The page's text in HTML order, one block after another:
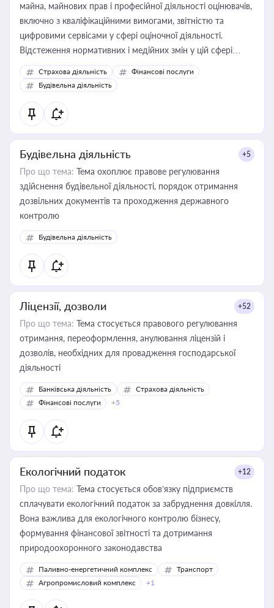
майна, майнових прав і професійної діяльності оцінювачів,
включно з кваліфікаційними вимогами, звітністю та
цифровими сервісами у сфері оціночної діяльності.
Відстеження нормативних і медійних змін у цій сфері
корисне для власника бізнесу, керівника, юриста або
бухгалтера під час оподаткування, приватизації, оренди
державного майна, корпоративних угод і перевірки
статусу суб'єктів оціночної діяльності
Страхова діяльність
Фінансові послуги
Будівельна діяльність
Будівельна діяльність +5
Про що тема: Тема охоплює правове регулювання
здійснення будівельної діяльності, порядок отримання
дозвільних документів та проходження державного
контролю
Будівельна діяльність
Ліцензії, дозволи +52
Про що тема: Тема стосується правового регулювання
отримання, переоформлення, анулювання ліцензій і
дозволів, необхідних для провадження господарської
діяльності
Банківська діяльність
Страхова діяльність
Фінансові послуги
+5
Екологічний податок +12
Про що тема: Тема стосується обов’язку підприємств
сплачувати екологічний податок за забруднення довкілля.
Вона важлива для екологічного контролю бізнесу,
формування фінансової звітності та дотримання
природоохоронного законодавства
Паливно-енергетичний комплекс
Транспорт
Агропромисловий комплекс
+1